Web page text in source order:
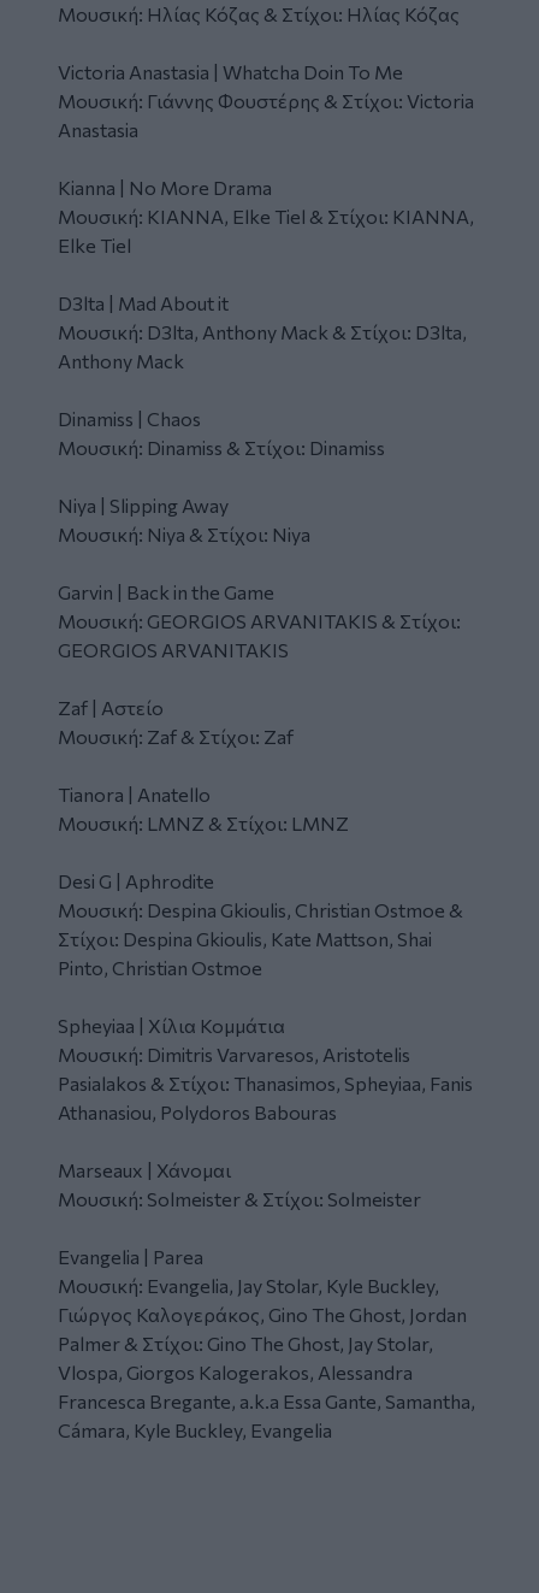
Μουσική: Ηλίας Κόζας & Στίχοι: Ηλίας Κόζας
Victoria Anastasia | Whatcha Doin To Me
Μουσική: Γιάννης Φουστέρης & Στίχοι: Victoria
Anastasia
Κianna | No More Drama
Μουσική: ΚΙΑΝΝΑ, Elke Tiel & Στίχοι: ΚΙΑΝΝΑ,
Elke Tiel
D3lta | Mad About it
Μουσική: D3lta, Anthony Mack & Στίχοι: D3lta,
Anthony Mack
Dinamiss | Chaos
Μουσική: Dinamiss & Στίχοι: Dinamiss
Niya | Slipping Away
Μουσική: Niya & Στίχοι: Niya
Garvin | Back in the Game
Μουσική: GEORGIOS ARVANITAKIS & Στίχοι:
GEORGIOS ARVANITAKIS
Zaf | Αστείο
Μουσική: Zaf & Στίχοι: Zaf
Tianora | Anatello
Μουσική: LMNZ & Στίχοι: LMNZ
Desi G | Aphrodite
Μουσική: Despina Gkioulis, Christian Ostmoe &
Στίχοι: Despina Gkioulis, Kate Mattson, Shai
Pinto, Christian Ostmoe
Spheyiaa | Χίλια Κομμάτια
Μουσική: Dimitris Varvaresos, Aristotelis
Pasialakos & Στίχοι: Thanasimos, Spheyiaa, Fanis
Athanasiou, Polydoros Babouras
Marseaux | Χάνομαι
Μουσική: Solmeister & Στίχοι: Solmeister
Evangelia | Parea
Μουσική: Evangelia, Jay Stolar, Kyle Buckley,
Γιώργος Καλογεράκος, Gino The Ghost, Jordan
Palmer & Στίχοι: Gino The Ghost, Jay Stolar,
Vlospa, Giorgos Kalogerakos, Alessandra
Francesca Bregante, a.k.a Essa Gante, Samantha,
Cámara, Kyle Buckley, Evangelia